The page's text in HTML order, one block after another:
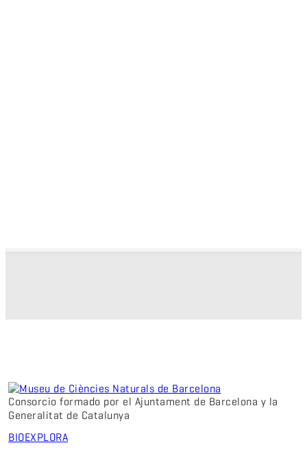
Consorcio formado por el Ajuntament de Barcelona y la
Generalitat de Catalunya
BIOEXPLORA